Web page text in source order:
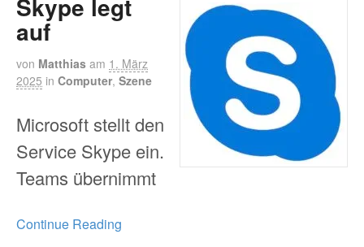
Skype legt
auf
von Matthias am 1. März
2025 in Computer, Szene
Microsoft stellt den
Service Skype ein.
Teams übernimmt
Continue Reading